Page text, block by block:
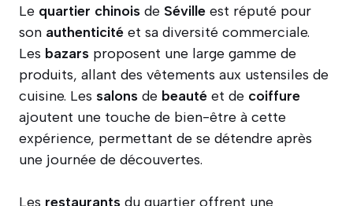
Le quartier chinois de Séville est réputé pour
son authenticité et sa diversité commerciale.
Les bazars proposent une large gamme de
produits, allant des vêtements aux ustensiles de
cuisine. Les salons de beauté et de coiffure
ajoutent une touche de bien-être à cette
expérience, permettant de se détendre après
une journée de découvertes.
Les restaurants du quartier offrent une